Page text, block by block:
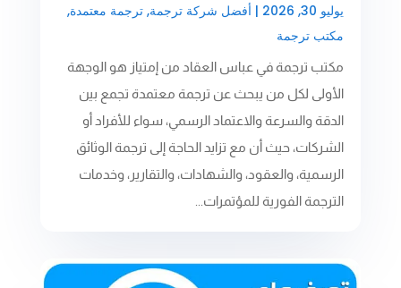
يوليو 30, 2026 | أفضل شركة ترجمة, ترجمة معتمدة,
مكتب ترجمة
مكتب ترجمة في عباس العقاد من إمتياز هو الوجهة
الأولى لكل من يبحث عن ترجمة معتمدة تجمع بين
الدقة والسرعة والاعتماد الرسمي، سواء للأفراد أو
الشركات، حيث أن مع تزايد الحاجة إلى ترجمة الوثائق
الرسمية، والعقود، والشهادات، والتقارير، وخدمات
الترجمة الفورية للمؤتمرات...